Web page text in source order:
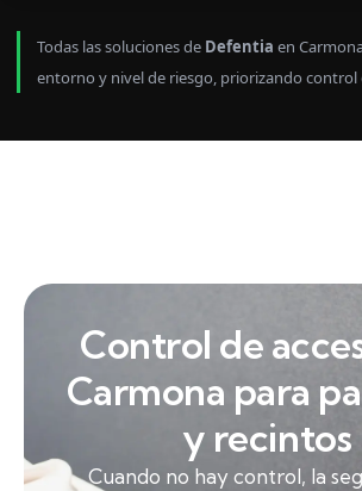
Todas las soluciones de Defentia en
entorno y nivel de riesgo, priorizando control
Control de
Carmona para
y recintos
Cuando no hay control, la